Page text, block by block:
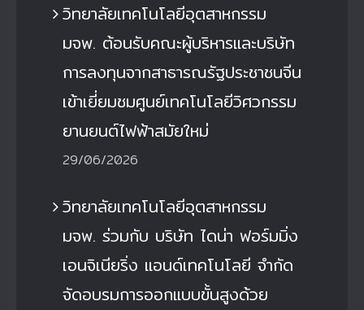
วิทยาลัยเทคโนโลยีอุตสาหกรรม
มจพ. ต้อนรับคณะผู้บริหารและบริษัท
การลงทุนจากสาธารณรัฐประชาชนจีน
เข้าเยี่ยมชมศูนย์เทคโนโลยีวิศวกรรม
ยานยนต์ไฟฟ้าสมัยใหม่
29/06/2026
วิทยาลัยเทคโนโลยีอุตสาหกรรม
มจพ. ร่วมกับ บริษัท ไดน่า ฟอร์มมิ่ง
เอนจิเนียริ่ง แอนด์เทคโนโลยี จำกัด
จัดอบรมการออกแบบขั้นสูงด้วย